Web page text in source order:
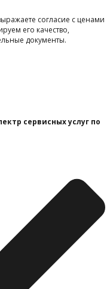
согласие с ценами
его качество,
документы.
сервисных услуг по